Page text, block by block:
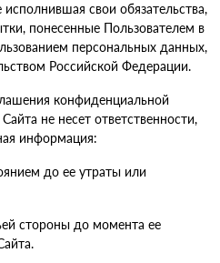
свои обязательства,
понесенные Пользователем в
персональных данных,
Российской Федерации.
конфиденциальной
не несет ответственности,
информация:
до ее утраты или
стороны до момента ее